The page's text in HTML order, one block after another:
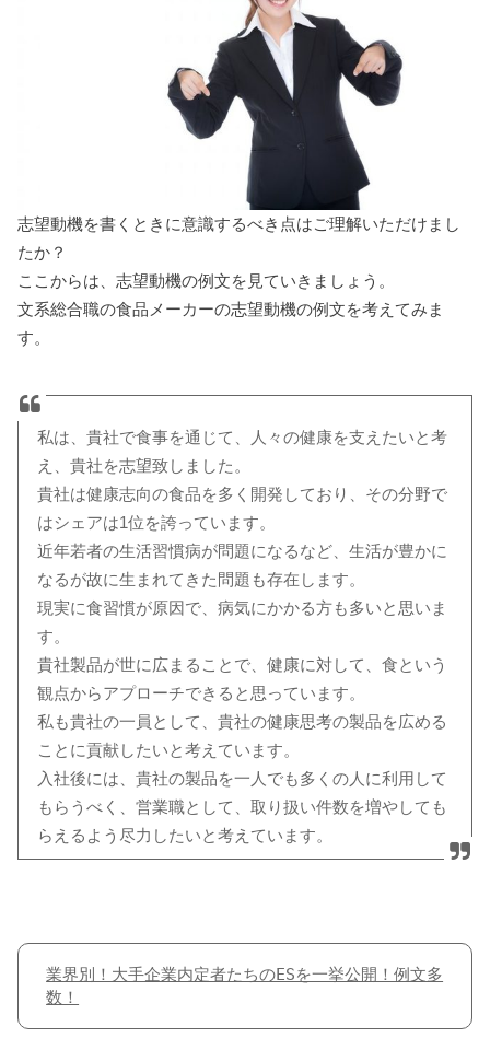
志望動機を書くときに意識するべき点はご理解いただけまし
たか？
ここからは、志望動機の例文を見ていきましょう。
文系総合職の食品メーカーの志望動機の例文を考えてみま
す。
私は、貴社で食事を通じて、人々の健康を支えたいと考
え、貴社を志望致しました。
貴社は健康志向の食品を多く開発しており、その分野で
はシェアは1位を誇っています。
近年若者の生活習慣病が問題になるなど、生活が豊かに
なるが故に生まれてきた問題も存在します。
現実に食習慣が原因で、病気にかかる方も多いと思いま
す。
貴社製品が世に広まることで、健康に対して、食という
観点からアプローチできると思っています。
私も貴社の一員として、貴社の健康思考の製品を広める
ことに貢献したいと考えています。
入社後には、貴社の製品を一人でも多くの人に利用して
もらうべく、営業職として、取り扱い件数を増やしても
らえるよう尽力したいと考えています。
業界別！大手企業内定者たちのESを一挙公開！例文多
数！